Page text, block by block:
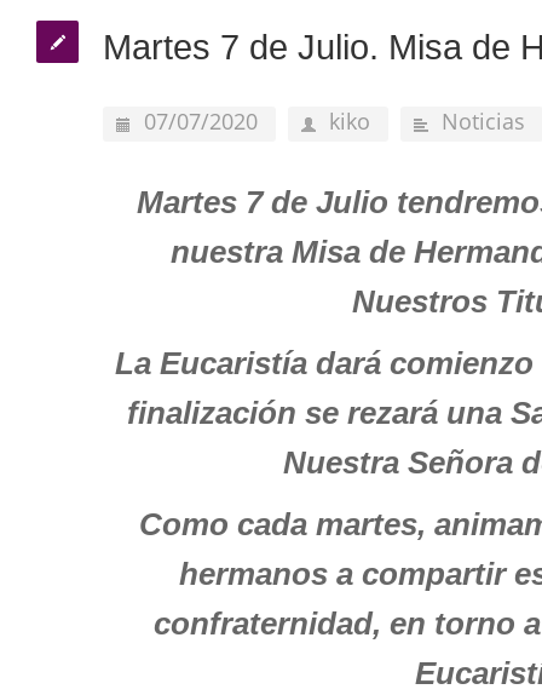
Martes 7 de Julio. Misa de
07/07/2020 kiko Noticias
Martes 7 de Julio
nuestra Misa de
Nuestros
La Eucaristía dará comienzo
finalización se rezará una
Nuestra Señora
Como cada martes,
hermanos a compartir
confraternidad, en torno